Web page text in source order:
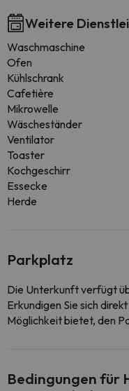
Weitere
Waschmaschine
Ofen
Kühlschrank
Cafetière
Mikrowelle
Wäscheständer
Ventilator
Toaster
Kochgeschirr
Essecke
Herde
Parkplatz
Die Unterkunft verfügt
Erkundigen Sie sich
Möglichkeit bietet, den
Bedingungen für